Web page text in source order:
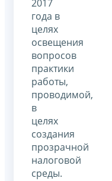
2017
года в
целях
освещения
вопросов
практики
работы,
проводимой,
в
целях
создания
прозрачной
налоговой
среды.